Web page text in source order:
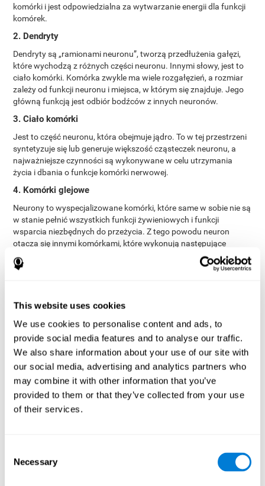
This website uses cookies
We use cookies to personalise content and ads, to
provide social media features and to analyse our traffic.
We also share information about your use of our site with
our social media, advertising and analytics partners who
may combine it with other information that you’ve
provided to them or that they’ve collected from your use
of their services.
Selection
Necessary
komórki i jest odpowiedzialna za wytwarzanie energii dla funkcji
komórek.
2. Dendryty
Dendryty są „ramionami neuronu”, tworzą przedłużenia gałęzi,
które wychodzą z różnych części neuronu. Innymi słowy, jest to
ciało komórki. Komórka zwykle ma wiele rozgałęzień, a rozmiar
zależy od funkcji neuronu i miejsca, w którym się znajduje. Jego
główną funkcją jest odbiór bodźców z innych neuronów.
3. Ciało komórki
Jest to część neuronu, która obejmuje jądro. To w tej przestrzeni
syntetyzuje się lub generuje większość cząsteczek neuronu, a
najważniejsze czynności są wykonywane w celu utrzymania
życia i dbania o funkcje komórki nerwowej.
4. Komórki glejowe
Neurony to wyspecjalizowane komórki, które same w sobie nie są
w stanie pełnić wszystkich funkcji żywieniowych i funkcji
wsparcia niezbędnych do przeżycia. Z tego powodu neuron
otacza się innymi komórkami, które wykonują następujące
funkcje:
odpowiedzialny głównie za odżywianie,
czyszczenie i wspieranie neuronów;
oligodendrocyt
wsparcia i zjednoczenia;mikroglej
utrzymanie homeostazy neuronów;komórka Schwanna
odpowiedzialna za pokrycie aksonów obwodowego układu
nerwowego mieliną, jak pokazano na zdjęciu;ependymocyt
odpowiedzialny za pokrycie komór mózgowych i części rdzenia
5. Otoczka mielinowa
Mielina jest materiałem złożonym z białek i lipidów. Stwierdzono,
jest wytwarzana przez oligodendrocyty, podczas gdy w
obwodowym układzie nerwowym jest wytwarzana przez